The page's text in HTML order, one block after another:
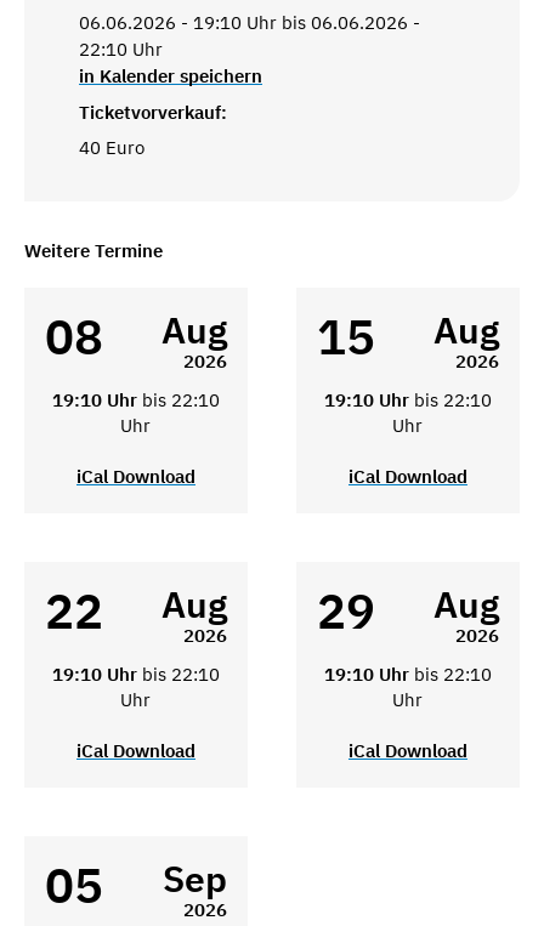
06.06.2026 - 19:10 Uhr bis 06.06.2026 -
22:10 Uhr
in Kalender speichern
Ticketvorverkauf:
40 Euro
Weitere Termine
08 Aug
2026
19:10 Uhr bis 22:10
Uhr
iCal Download
15 Aug
2026
19:10 Uhr bis 22:10
Uhr
iCal Download
22 Aug
2026
19:10 Uhr bis 22:10
Uhr
iCal Download
29 Aug
2026
19:10 Uhr bis 22:10
Uhr
iCal Download
05 Sep
2026